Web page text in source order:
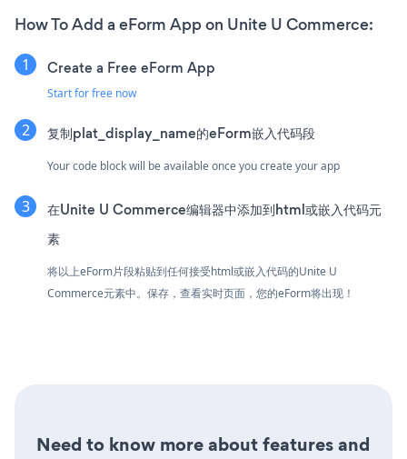
How To Add a eForm App on Unite U Commerce:
Create a Free eForm App
Start for free now
复制plat_display_name的eForm嵌入代码段
Your code block will be available once you create your app
在Unite U Commerce编辑器中添加到html或嵌入代码元
素
将以上eForm片段粘贴到任何接受html或嵌入代码的Unite U
Commerce元素中。保存，查看实时页面，您的eForm将出现！
Need to know more about features and